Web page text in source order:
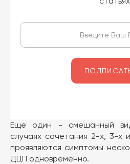
Еще один - смешанный
случаях сочетания 2-х, 3-х
проявляются симптомы
ДЦП одновременно.